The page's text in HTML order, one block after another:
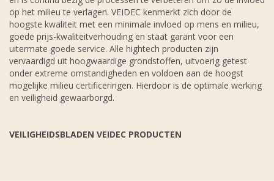
op het milieu te verlagen. VEIDEC kenmerkt zich door de
hoogste kwaliteit met een minimale invloed op mens en milieu,
goede prijs-kwaliteitverhouding en staat garant voor een
uitermate goede service. Alle hightech producten zijn
vervaardigd uit hoogwaardige grondstoffen, uitvoerig getest
onder extreme omstandigheden en voldoen aan de hoogst
mogelijke milieu certificeringen. Hierdoor is de optimale werking
en veiligheid gewaarborgd.
VEILIGHEIDSBLADEN VEIDEC PRODUCTEN